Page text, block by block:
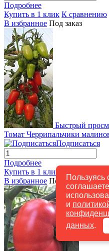
Пользуясь
и
данных.
Подробнее
Купить в 1 клик К сравнению
В избранное Под заказ
Быстрый
Томат Черрипальчики
Подписаться
Подробнее
Купить в 1 клик
В избранное Под заказ